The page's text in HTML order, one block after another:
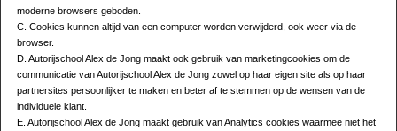
moderne browsers geboden.
C. Cookies kunnen altijd van een computer worden verwijderd, ook weer via de
browser.
D. Autorijschool Alex de Jong maakt ook gebruik van marketingcookies om de
communicatie van Autorijschool Alex de Jong zowel op haar eigen site als op haar
partnersites persoonlijker te maken en beter af te stemmen op de wensen van de
individuele klant.
E. Autorijschool Alex de Jong maakt gebruik van Analytics cookies waarmee niet het